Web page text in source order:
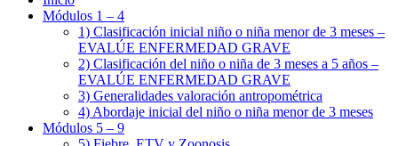
Módulos 1 – 4
1) Clasificación inicial niño o niña menor de 3 meses –
EVALÚE ENFERMEDAD GRAVE
2) Clasificación del niño o niña de 3 meses a 5 años –
EVALÚE ENFERMEDAD GRAVE
3) Generalidades valoración antropométrica
4) Abordaje inicial del niño o niña menor de 3 meses
Módulos 5 – 9